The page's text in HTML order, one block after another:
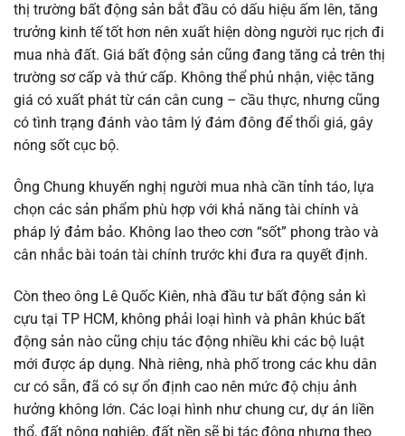
thị trường bất động sản bắt đầu có dấu hiệu ấm lên, tăng
trưởng kinh tế tốt hơn nên xuất hiện dòng người rục rịch đi
mua nhà đất. Giá bất động sản cũng đang tăng cả trên thị
trường sơ cấp và thứ cấp. Không thể phủ nhận, việc tăng
giá có xuất phát từ cán cân cung – cầu thực, nhưng cũng
có tình trạng đánh vào tâm lý đám đông để thổi giá, gây
nóng sốt cục bộ.
Ông Chung khuyến nghị người mua nhà cần tỉnh táo, lựa
chọn các sản phẩm phù hợp với khả năng tài chính và
pháp lý đảm bảo. Không lao theo cơn “sốt” phong trào và
cân nhắc bài toán tài chính trước khi đưa ra quyết định.
Còn theo ông Lê Quốc Kiên, nhà đầu tư bất động sản kì
cựu tại TP HCM, không phải loại hình và phân khúc bất
động sản nào cũng chịu tác động nhiều khi các bộ luật
mới được áp dụng. Nhà riêng, nhà phố trong các khu dân
cư có sẵn, đã có sự ổn định cao nên mức độ chịu ảnh
hưởng không lớn. Các loại hình như chung cư, dự án liền
thổ, đất nông nghiệp, đất nền sẽ bị tác động nhưng theo